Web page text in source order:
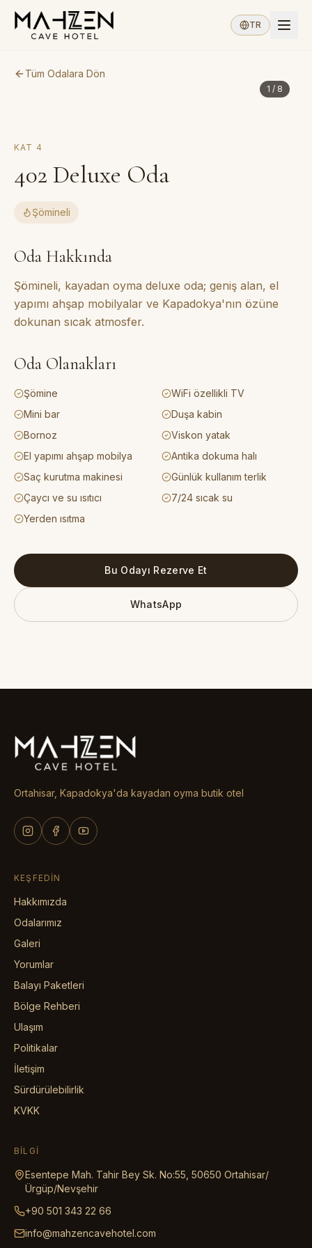
TR
Tüm Odalara Dön
1 / 8
KAT 4
402 Deluxe Oda
Şömineli
Oda Hakkında
Şömineli, kayadan oyma deluxe oda; geniş alan, el
yapımı ahşap mobilyalar ve Kapadokya'nın özüne
dokunan sıcak atmosfer.
Oda Olanakları
Şömine
WiFi özellikli TV
Mini bar
Duşa kabin
Bornoz
Viskon yatak
El yapımı ahşap mobilya
Antika dokuma halı
Saç kurutma makinesi
Günlük kullanım terlik
Çaycı ve su ısıtıcı
7/24 sıcak su
Yerden ısıtma
Bu Odayı Rezerve Et
WhatsApp
Ortahisar, Kapadokya'da kayadan oyma butik otel
KEŞFEDIN
Hakkımızda
Odalarımız
Galeri
Yorumlar
Balayı Paketleri
Bölge Rehberi
Ulaşım
Politikalar
İletişim
Sürdürülebilirlik
KVKK
BILGI
Esentepe Mah. Tahir Bey Sk. No:55, 50650 Ortahisar/
Ürgüp/Nevşehir
+90 501 343 22 66
info@mahzencavehotel.com